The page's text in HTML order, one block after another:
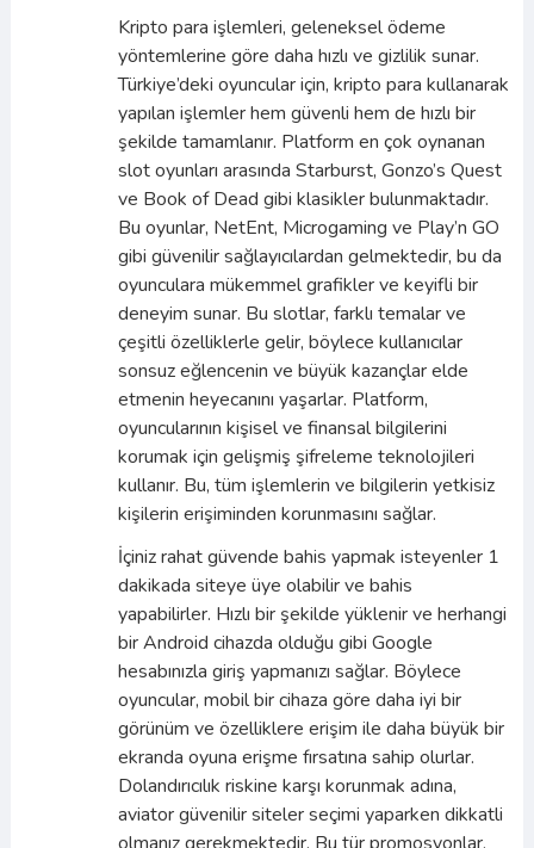
Kripto para işlemleri, geleneksel ödeme
yöntemlerine göre daha hızlı ve gizlilik sunar.
Türkiye’deki oyuncular için, kripto para kullanarak
yapılan işlemler hem güvenli hem de hızlı bir
şekilde tamamlanır. Platform en çok oynanan
slot oyunları arasında Starburst, Gonzo’s Quest
ve Book of Dead gibi klasikler bulunmaktadır.
Bu oyunlar, NetEnt, Microgaming ve Play’n GO
gibi güvenilir sağlayıcılardan gelmektedir, bu da
oyunculara mükemmel grafikler ve keyifli bir
deneyim sunar. Bu slotlar, farklı temalar ve
çeşitli özelliklerle gelir, böylece kullanıcılar
sonsuz eğlencenin ve büyük kazançlar elde
etmenin heyecanını yaşarlar. Platform,
oyuncularının kişisel ve finansal bilgilerini
korumak için gelişmiş şifreleme teknolojileri
kullanır. Bu, tüm işlemlerin ve bilgilerin yetkisiz
kişilerin erişiminden korunmasını sağlar.
İçiniz rahat güvende bahis yapmak isteyenler 1
dakikada siteye üye olabilir ve bahis
yapabilirler. Hızlı bir şekilde yüklenir ve herhangi
bir Android cihazda olduğu gibi Google
hesabınızla giriş yapmanızı sağlar. Böylece
oyuncular, mobil bir cihaza göre daha iyi bir
görünüm ve özelliklere erişim ile daha büyük bir
ekranda oyuna erişme fırsatına sahip olurlar.
Dolandırıcılık riskine karşı korunmak adına,
aviator güvenilir siteler seçimi yaparken dikkatli